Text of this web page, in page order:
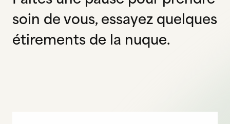
soin de vous, essayez quelques
étirements de la nuque.